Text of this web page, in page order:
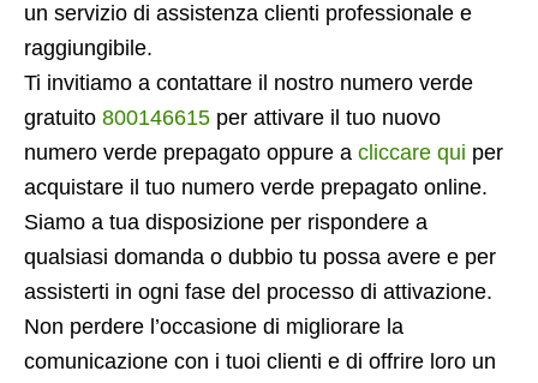
un servizio di assistenza clienti professionale e
raggiungibile.
Ti invitiamo a contattare il nostro numero verde
gratuito 800146615 per attivare il tuo nuovo
numero verde prepagato oppure a cliccare qui per
acquistare il tuo numero verde prepagato online.
Siamo a tua disposizione per rispondere a
qualsiasi domanda o dubbio tu possa avere e per
assisterti in ogni fase del processo di attivazione.
Non perdere l’occasione di migliorare la
comunicazione con i tuoi clienti e di offrire loro un